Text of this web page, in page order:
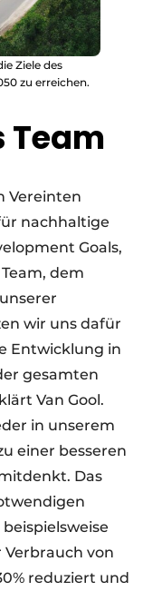
Ziele des
zu erreichen.
Team
Vereinten
nachhaltige
Goals,
Team, dem
wir uns dafür
Entwicklung in
gesamten
Van Gool.
in unserem
einer besseren
Das
von
reduziert und